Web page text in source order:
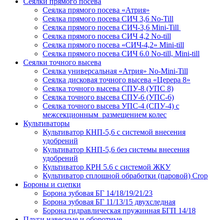
Сеялка прямого посева «Атрия»
Сеялка прямого посева СИЧ 3,6 No-Till
Сеялка прямого посева СИЧ-3,6 Mini-Till
Сеялка прямого посева СИЧ 4,2 No-till
Сеялка прямого посева «СИЧ-4,2» Mini-till
Сеялка прямого посева СИЧ 6.0 No-till, Mini-till
Сеялки точного высева
Сеялка универсальная «Атрия» No-Mini-Till
Сеялка дисковая точного высева «Церера 8»
Сеялка точного высева СПУ-8 (УПС 8)
Сеялка точного высева СПУ-6 (УПС-6)
Сеялка точного высева УПС-4 (СПУ-4) с
межсекционным размещением колес
Культиваторы
Культиватор КНП-5,6 с системой внесения
удобрений
Культиватор КНП-5,6 без системы внесения
удобрений
Культиватор КРН 5.6 с системой ЖКУ
Культиватор сплошной обработки (паровой) Crop
Бороны и сцепки
Борона зубовая БГ 14/18/19/21/23
Борона зубовая БГ 11/13/15 двухследная
Борона гидравлическая пружинная БГП 14/18